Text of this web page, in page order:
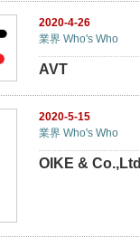
2020-4-26
業界 Who's Who
AVT
2020-5-15
業界 Who's Who
OIKE & Co.,Ltd